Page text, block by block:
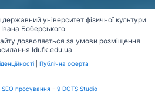
університет фізичної культури
Івана Боберського
дозволяється за умови розміщення
ldufk.edu.ua
Публічна оферта
SEO просування - 9 DOTS Studio